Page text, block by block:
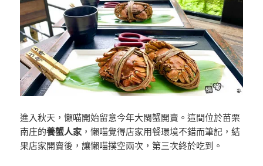
進入秋天，懶喵開始留意今年大閩蟹開賣。這間位於苗栗
南庄的養蟹人家 ，懶喵覺得店家用餐環境不錯而筆記，結
果店家開賣後，讓懶喵撲空兩次，第三次終於吃到。